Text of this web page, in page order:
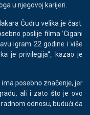
u njegovoj karijeri.
Čudru velika je čast.
poslije filma ’Cigani
igram 22 godine i više
je privilegija“, kazao je
posebno značenje, jer
ali i zato što je ovo
odnosu, budući da